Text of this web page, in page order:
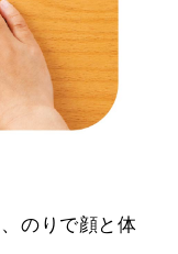
のりで顔と体